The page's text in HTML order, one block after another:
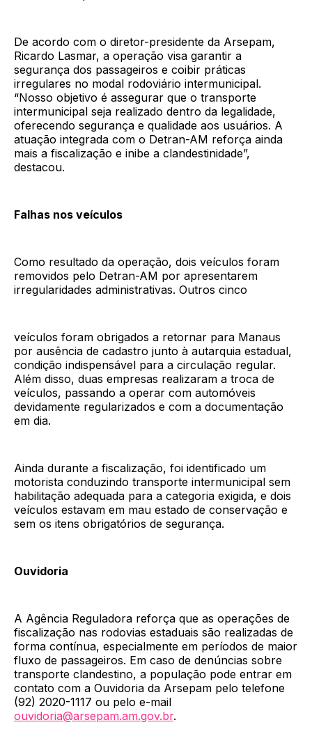
De acordo com o diretor-presidente da Arsepam,
Ricardo Lasmar, a operação visa garantir a
segurança dos passageiros e coibir práticas
irregulares no modal rodoviário intermunicipal.
“Nosso objetivo é assegurar que o transporte
intermunicipal seja realizado dentro da legalidade,
oferecendo segurança e qualidade aos usuários. A
atuação integrada com o Detran-AM reforça ainda
mais a fiscalização e inibe a clandestinidade”,
destacou.
Falhas nos veículos
Como resultado da operação, dois veículos foram
removidos pelo Detran-AM por apresentarem
irregularidades administrativas. Outros cinco
veículos foram obrigados a retornar para Manaus
por ausência de cadastro junto à autarquia estadual,
condição indispensável para a circulação regular.
Além disso, duas empresas realizaram a troca de
veículos, passando a operar com automóveis
devidamente regularizados e com a documentação
em dia.
Ainda durante a fiscalização, foi identificado um
motorista conduzindo transporte intermunicipal sem
habilitação adequada para a categoria exigida, e dois
veículos estavam em mau estado de conservação e
sem os itens obrigatórios de segurança.
Ouvidoria
A Agência Reguladora reforça que as operações de
fiscalização nas rodovias estaduais são realizadas de
forma contínua, especialmente em períodos de maior
fluxo de passageiros. Em caso de denúncias sobre
transporte clandestino, a população pode entrar em
contato com a Ouvidoria da Arsepam pelo telefone
(92) 2020-1117 ou pelo e-mail
ouvidoria@arsepam.am.gov.br.